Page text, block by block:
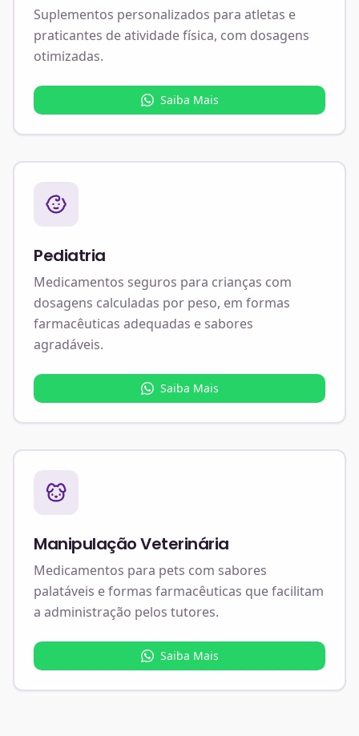
Suplementos personalizados para atletas e
praticantes de atividade física, com dosagens
otimizadas.
Saiba Mais
Pediatria
Medicamentos seguros para crianças com
dosagens calculadas por peso, em formas
farmacêuticas adequadas e sabores
agradáveis.
Saiba Mais
Manipulação Veterinária
Medicamentos para pets com sabores
palatáveis e formas farmacêuticas que facilitam
a administração pelos tutores.
Saiba Mais